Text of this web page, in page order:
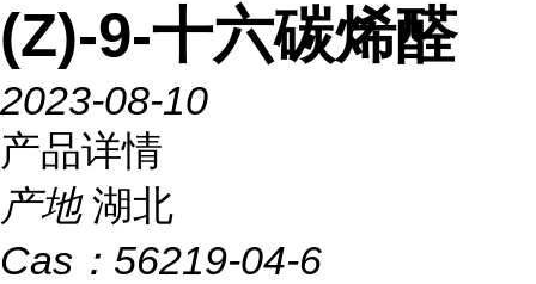
(Z)-9-十六碳烯醛
2023-08-10
产品详情
产地 湖北
Cas： 56219-04-6